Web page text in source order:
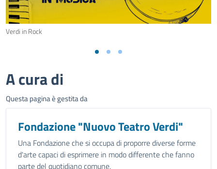
Verdi in Rock
A cura di
Questa pagina è gestita da
Fondazione "Nuovo Teatro Verdi"
Una Fondazione che si occupa di proporre diverse forme
d'arte capaci di esprimere in modo differente che fanno
parte del quotidiano comune.